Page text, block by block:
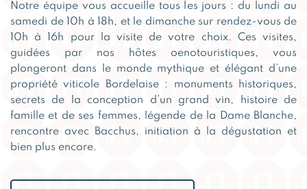
Notre équipe vous accueille tous les jours : du lundi au
samedi de 10h à 18h, et le dimanche sur rendez-vous de
10h à 16h pour la visite de votre choix. Ces visites,
guidées par nos hôtes oenotouristiques, vous
plongeront dans le monde mythique et élégant d’une
propriété viticole Bordelaise : monuments historiques,
secrets de la conception d’un grand vin, histoire de
famille et de ses femmes, légende de la Dame Blanche,
rencontre avec Bacchus, initiation à la dégustation et
bien plus encore.